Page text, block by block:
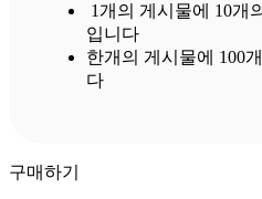
1개의 게시물에 10개
입니다
한개의 게시물에 100
다
구매하기